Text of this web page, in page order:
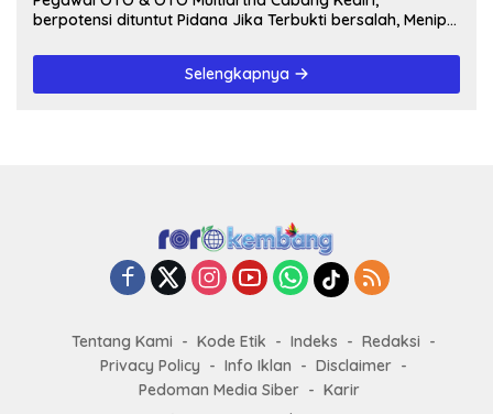
berpotensi dituntut Pidana Jika Terbukti bersalah, Menipu
Selengkapnya
Tentang Kami Kode Etik Indeks
Redaksi
Privacy Policy
Info Iklan
Disclaimer
Pedoman Media Siber
Karir